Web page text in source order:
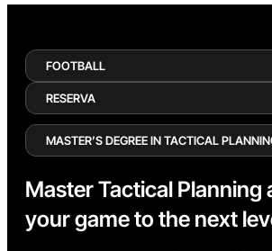
FOOTBALL
RESERVA
MASTER’S DEGREE IN TACTICAL
Master Tactical Planning
your game to the next